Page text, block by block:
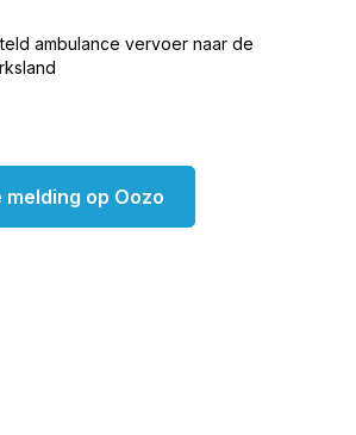
ambulance vervoer naar de
melding op Oozo